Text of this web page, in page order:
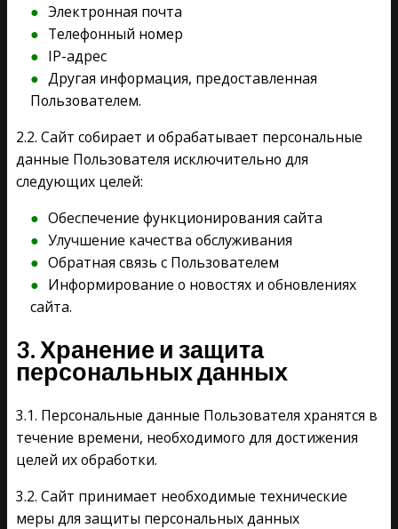
Электронная почта
Телефонный номер
IP-адрес
Другая информация, предоставленная
Пользователем.
2.2. Сайт собирает и обрабатывает персональные
данные Пользователя исключительно для
следующих целей:
Обеспечение функционирования сайта
Улучшение качества обслуживания
Обратная связь с Пользователем
Информирование о новостях и обновлениях
сайта.
3. Хранение и защита
персональных данных
3.1. Персональные данные Пользователя хранятся в
течение времени, необходимого для достижения
целей их обработки.
3.2. Сайт принимает необходимые технические
меры для защиты персональных данных